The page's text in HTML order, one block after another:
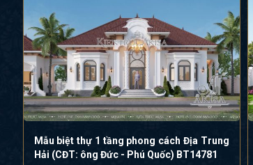
Mẫu biệt thự 1 tầng phong cách Địa Trung
Hải (CĐT: ông Đức - Phú Quốc) BT14781